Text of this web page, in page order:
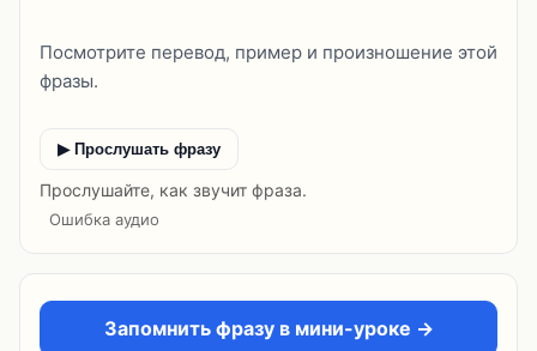
Посмотрите перевод, пример и произношение этой
фразы.
▶ Прослушать фразу
Прослушайте, как звучит фраза.
Ошибка аудио
Запомнить фразу в мини-уроке →